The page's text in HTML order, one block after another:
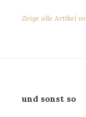
Zeige alle Artikel
und sonst so